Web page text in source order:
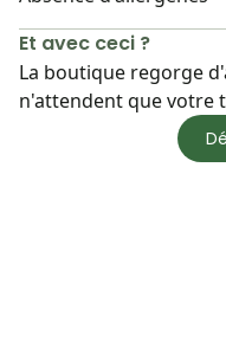
Et avec ceci ?
La boutique regorge
n'attendent que votre